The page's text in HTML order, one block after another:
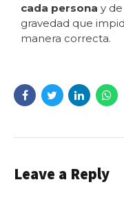
cada persona y
gravedad que
manera correcta.
Leave a Reply